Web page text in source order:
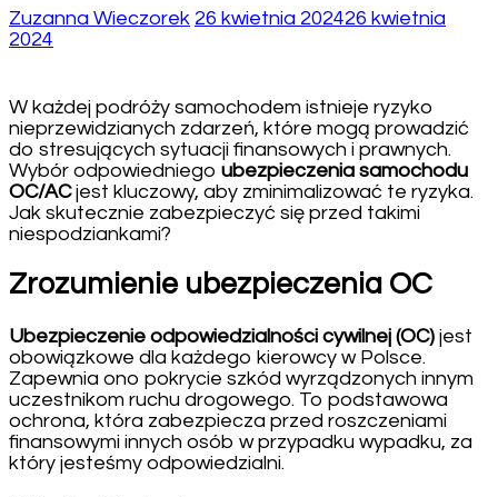
Zuzanna Wieczorek 26 kwietnia 202426 kwietnia
2024
W każdej podróży samochodem istnieje ryzyko
nieprzewidzianych zdarzeń, które mogą prowadzić
do stresujących sytuacji finansowych i prawnych.
Wybór odpowiedniego ubezpieczenia samochodu
OC/ACjest kluczowy, aby zminimalizować te ryzyka.
Jak skutecznie zabezpieczyć się przed takimi
niespodziankami?
Zrozumienie ubezpieczenia OC
Ubezpieczenie odpowiedzialności cywilnej (OC) jest
obowiązkowe dla każdego kierowcy w Polsce.
Zapewnia ono pokrycie szkód wyrządzonych innym
uczestnikom ruchu drogowego. To podstawowa
ochrona, która zabezpiecza przed roszczeniami
finansowymi innych osób w przypadku wypadku, za
który jesteśmy odpowiedzialni.